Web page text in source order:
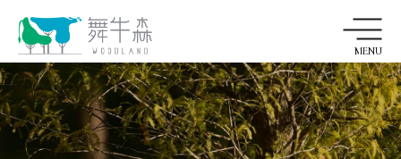
MENU
Language
Hotel Introduction